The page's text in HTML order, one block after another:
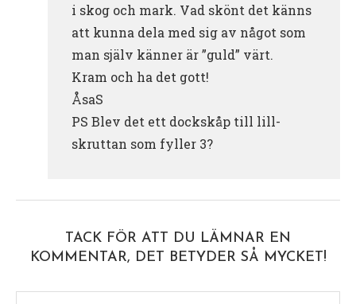
i skog och mark. Vad skönt det känns
att kunna dela med sig av något som
man själv känner är ”guld” värt.
Kram och ha det gott!
ÅsaS
PS Blev det ett dockskåp till lill-
skruttan som fyller 3?
TACK FÖR ATT DU LÄMNAR EN
KOMMENTAR, DET BETYDER SÅ MYCKET!